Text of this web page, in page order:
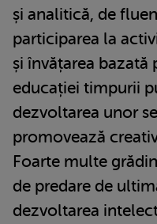
și analitică, de
participarea la
și învățarea bazată
educației timpurii
dezvoltarea unor
promovează
Foarte multe
de predare de
dezvoltarea